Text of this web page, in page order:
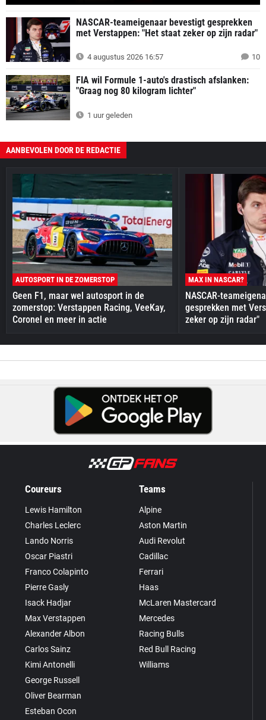
NASCAR-teameigenaar bevestigt gesprekken
met Verstappen: "Het staat zeker op zijn radar"
4 augustus 2026 16:57 10
FIA wil Formule 1-auto's drastisch afslanken:
"Graag nog 80 kilogram lichter"
1 uur geleden
AANBEVOLEN DOOR DE REDACTIE
AUTOSPORT IN DE ZOMERSTOP
Geen F1, maar wel autosport in de
zomerstop: Verstappen Racing, VeeKay,
Coronel en meer in actie
MAX IN NASCAR?
NASCAR-
gesprekken met
zeker op zijn radar"
Coureurs
Lewis Hamilton
Charles Leclerc
Lando Norris
Oscar Piastri
Franco Colapinto
Pierre Gasly
Isack Hadjar
Max Verstappen
Alexander Albon
Carlos Sainz
Kimi Antonelli
George Russell
Oliver Bearman
Esteban Ocon
Teams
Alpine
Aston Martin
Audi Revolut
Cadillac
Ferrari
Haas
McLaren Mastercard
Mercedes
Racing Bulls
Red Bull Racing
Williams